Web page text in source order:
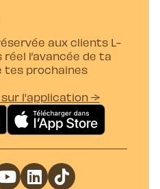
aux clients L-
l’avancée de ta
tes prochaines
l'application →